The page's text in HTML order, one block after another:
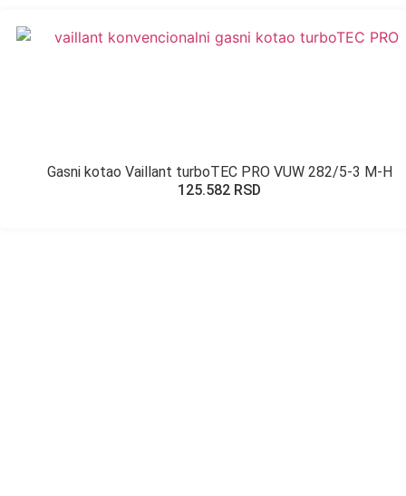
Gasni kotao Vaillant turboTEC PRO VUW 282/5-3 M-H
125.582 RSD